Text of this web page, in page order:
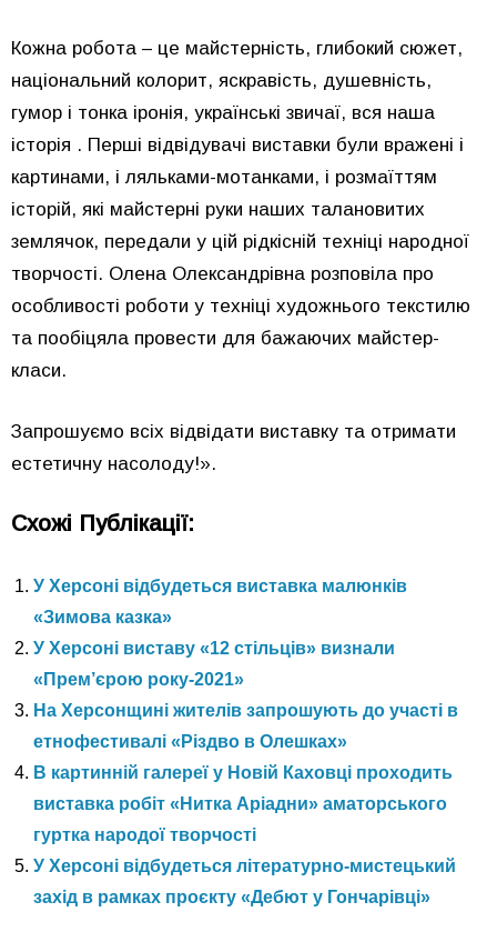
Кожна робота – це майстерність, глибокий сюжет,
національний колорит, яскравість, душевність,
гумор і тонка іронія, українські звичаї, вся наша
історія . Перші відвідувачі виставки були вражені і
картинами, і ляльками-мотанками, і розмаїттям
історій, які майстерні руки наших талановитих
землячок, передали у цій рідкісній техніці народної
творчості. Олена Олександрівна розповіла про
особливості роботи у техніці художнього текстилю
та пообіцяла провести для бажаючих майстер-
класи.
Запрошуємо всіх відвідати виставку та отримати
естетичну насолоду!».
Схожі Публікації:
У Херсоні відбудеться виставка малюнків
«Зимова казка»
У Херсоні виставу «12 стільців» визнали
«Прем’єрою року-2021»
На Херсонщині жителів запрошують до участі в
етнофестивалі «Різдво в Олешках»
В картинній галереї у Новій Каховці проходить
виставка робіт «Нитка Аріадни» аматорського
гуртка народої творчості
У Херсоні відбудеться літературно-мистецький
захід в рамках проєкту «Дебют у Гончарівці»